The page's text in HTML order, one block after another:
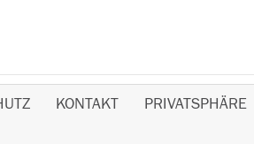
KONTAKT PRIVATSPHÄRE